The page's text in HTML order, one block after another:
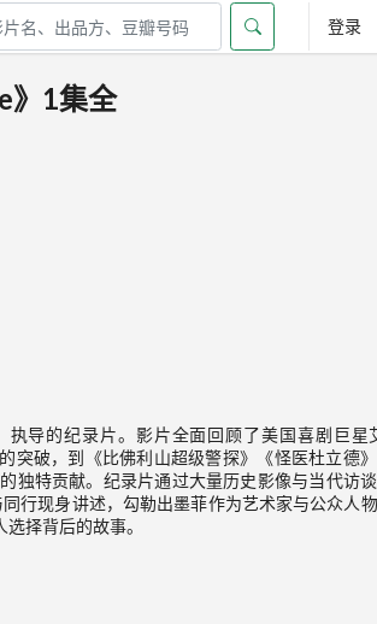
登录
》1集全
执导的纪录片。影片全面回顾了美国喜剧巨星
突破，到《比佛利山超级警探》《怪医杜立德
独特贡献。纪录片通过大量历史影像与当代访
同行现身讲述，勾勒出墨菲作为艺术家与公众人
择背后的故事。